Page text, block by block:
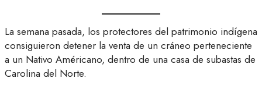
La semana pasada, los protectores del patrimonio indígena
consiguieron detener la venta de un cráneo perteneciente
a un Nativo Américano, dentro de una casa de subastas de
Carolina del Norte.